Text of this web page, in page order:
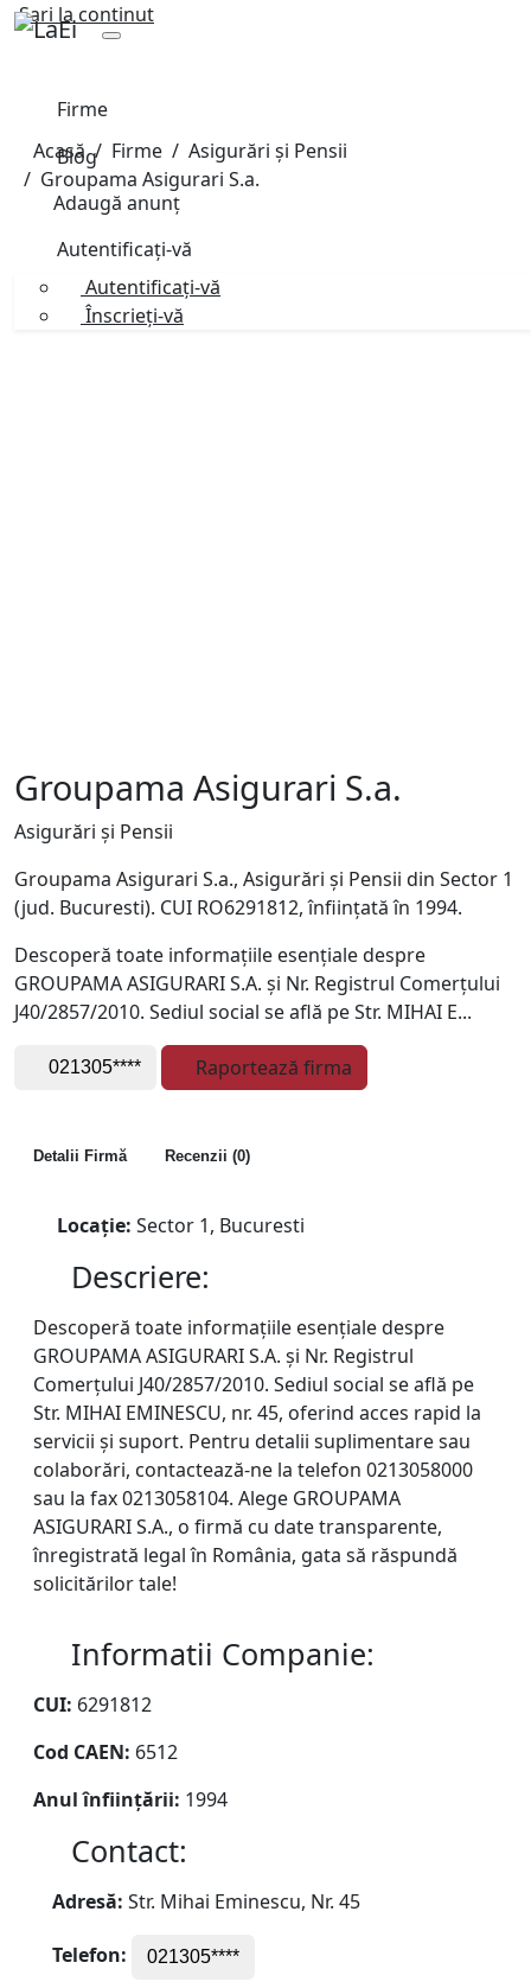
Sari la continut
Firme
Blog
Adaugă anunț
Autentificați-vă
Autentificați-vă
Înscrieți-vă
Acasă Firme
Asigurări și Pensii
Groupama Asigurari S.a.
Groupama Asigurari S.a.
Asigurări și Pensii
Groupama Asigurari S.a., Asigurări și Pensii din Sector 1
(jud. Bucuresti). CUI RO6291812, înființată în 1994.
Descoperă toate informațiile esențiale despre
GROUPAMA ASIGURARI S.A. și Nr. Registrul Comerțului
J40/2857/2010. Sediul social se află pe Str. MIHAI E...
021305**** Raportează firma
Detalii Firmă Recenzii (0)
Locație: Sector 1, Bucuresti
Descriere:
Descoperă toate informațiile esențiale despre
GROUPAMA ASIGURARI S.A. și Nr. Registrul
Comerțului J40/2857/2010. Sediul social se află pe
Str. MIHAI EMINESCU, nr. 45, oferind acces rapid la
servicii și suport. Pentru detalii suplimentare sau
colaborări, contactează-ne la telefon 0213058000
sau la fax 0213058104. Alege GROUPAMA
ASIGURARI S.A., o firmă cu date transparente,
înregistrată legal în România, gata să răspundă
solicitărilor tale!
Informatii Companie:
CUI: 6291812
Cod CAEN: 6512
Anul înființării: 1994
Contact:
Adresă: Str. Mihai Eminescu, Nr. 45
Telefon: 021305****